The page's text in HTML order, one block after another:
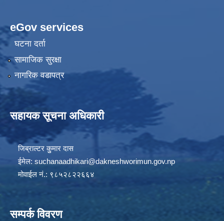
eGov services
घटना दर्ता
सामाजिक सुरक्षा
नागरिक वडापत्र
सहायक सूचना अधिकारी
जिब्राल्टर कुुमार दास
ईमेल: suchanaadhikari@dakneshworimun.gov.np
मोवाईल नं.: ९८५२८२२६६४
सम्पर्क विवरण